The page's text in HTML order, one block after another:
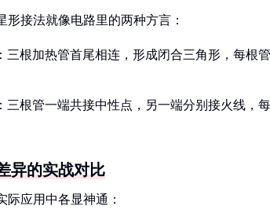
形接法就像电路里的两种方言：
三根加热管首尾相连，形成闭合三角形，每根
三根管一端共接中性点，另一端分别接火线，
异的实战对比
际应用中各显神通：